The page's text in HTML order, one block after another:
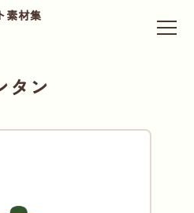
素材集
タン